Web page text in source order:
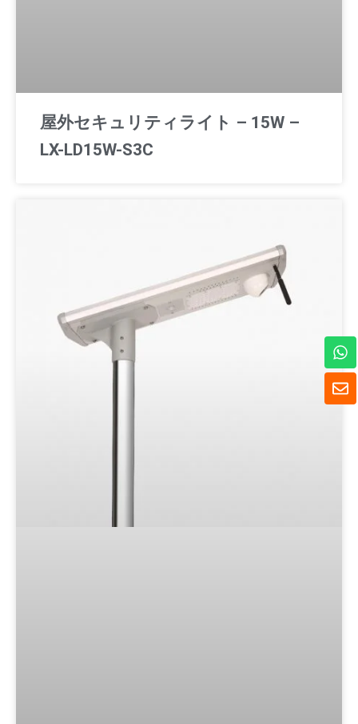
屋外セキュリティライト – 15W –
LX-LD15W-S3C
封
筒
ワ
ッ
ツ
ア
ッ